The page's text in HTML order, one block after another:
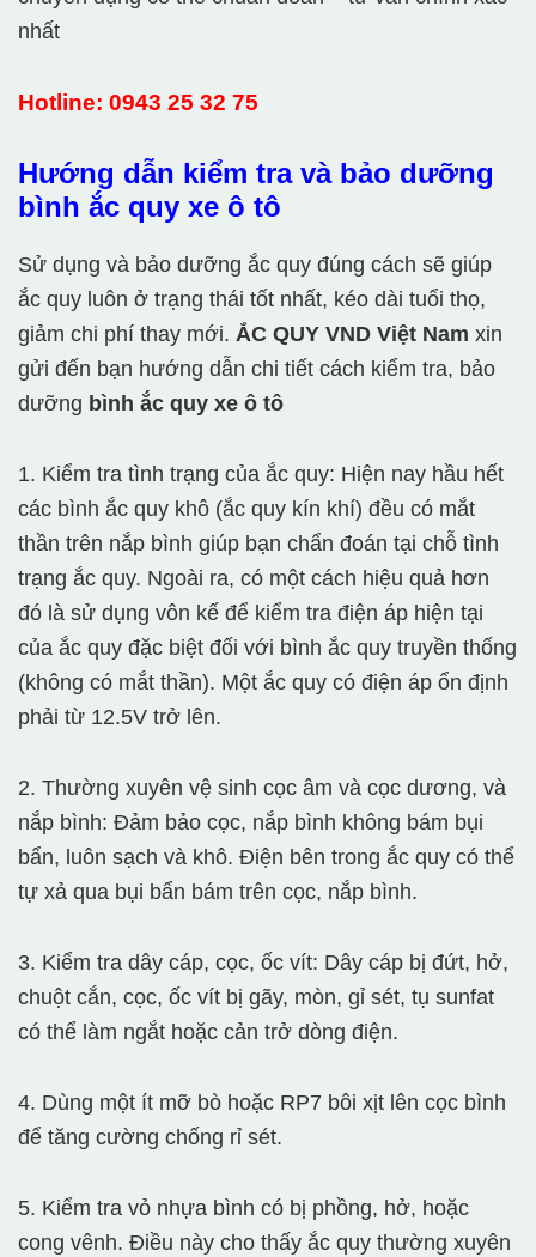
nhất
Hotline: 0943 25 32 75
Hướng dẫn kiểm tra và bảo dưỡng
bình ắc quy xe ô tô
Sử dụng và bảo dưỡng ắc quy đúng cách sẽ giúp
ắc quy luôn ở trạng thái tốt nhất, kéo dài tuổi thọ,
giảm chi phí thay mới. ẮC QUY VND Việt Nam xin
gửi đến bạn hướng dẫn chi tiết cách kiểm tra, bảo
dưỡng bình ắc quy xe ô tô
1. Kiểm tra tình trạng của ắc quy: Hiện nay hầu hết
các bình ắc quy khô (ắc quy kín khí) đều có mắt
thần trên nắp bình giúp bạn chẩn đoán tại chỗ tình
trạng ắc quy. Ngoài ra, có một cách hiệu quả hơn
đó là sử dụng vôn kế để kiểm tra điện áp hiện tại
của ắc quy đặc biệt đối với bình ắc quy truyền thống
(không có mắt thần). Một ắc quy có điện áp ổn định
phải từ 12.5V trở lên.
2. Thường xuyên vệ sinh cọc âm và cọc dương, và
nắp bình: Đảm bảo cọc, nắp bình không bám bụi
bẩn, luôn sạch và khô. Điện bên trong ắc quy có thể
tự xả qua bụi bẩn bám trên cọc, nắp bình.
3. Kiểm tra dây cáp, cọc, ốc vít: Dây cáp bị đứt, hở,
chuột cắn, cọc, ốc vít bị gãy, mòn, gỉ sét, tụ sunfat
có thể làm ngắt hoặc cản trở dòng điện.
4. Dùng một ít mỡ bò hoặc RP7 bôi xịt lên cọc bình
để tăng cường chống rỉ sét.
5. Kiểm tra vỏ nhựa bình có bị phồng, hở, hoặc
cong vênh. Điều này cho thấy ắc quy thường xuyên